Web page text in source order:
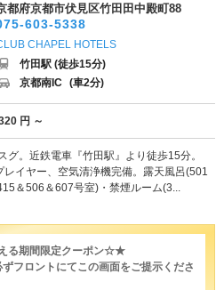
都府京都市伏見区竹田田中殿町88
603-5338
CHAPEL HOTELS
竹田駅 (徒歩15分)
京都南IC (車2分)
円 ～
。近鉄電車『竹田駅』より徒歩15分。
イヤー、空気清浄機完備。露天風呂(501
＆506＆607号室)・禁煙ルーム(3...
る期間限定クーポン☆★
フロントにてこの画面をご提示くださ